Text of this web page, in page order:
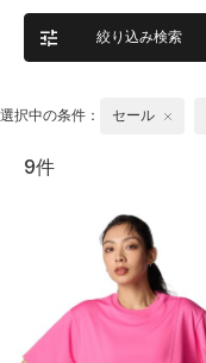
絞り込み検索
選択中の条件： セール
9件